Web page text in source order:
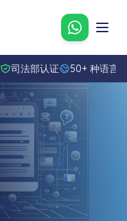
通过
司法部认证 50+ 种语言